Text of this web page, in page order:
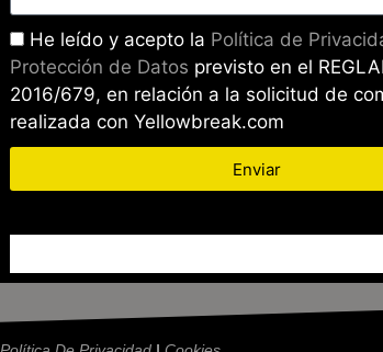
He leído y acepto la Política de
Protección de Datos previsto en el
2016/679, en relación a la solicitud de
realizada con Yellowbreak.com
Enviar